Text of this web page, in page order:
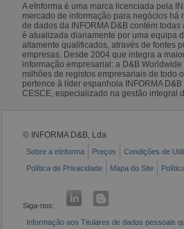
A eInforma é uma marca licenciada pela
mercado de informação para negócios há
de dados da INFORMA D&B contém
é atualizada diariamente por uma equipa
altamente qualificados, através de fontes
empresas. Desde 2004 que integra a
informação empresarial: a D&B
milhões de registos empresariais de todo
pertence à líder espanhola INFORMA
CESCE, especializado na gestão integral
© INFORMA D&B, Lda
Sobre a eInforma Preços Condições de
Política de Privacidade
Mapa do Site
Siga-nos:
Informação aos Titulares de dados pessoais